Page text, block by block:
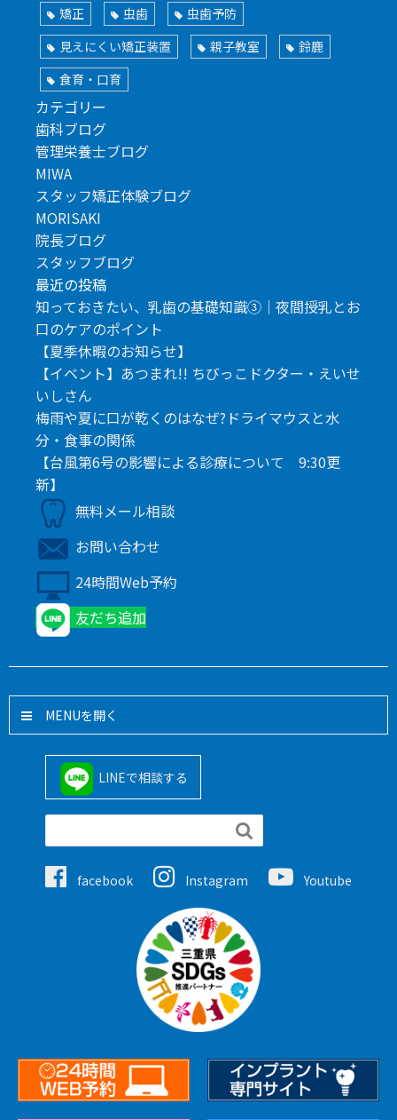
矯正
虫歯
虫歯予防
見えにくい矯正装置
親子教室
鈴鹿
食育・口育
カテゴリー
歯科ブログ
管理栄養士ブログ
MIWA
スタッフ矯正体験ブログ
MORISAKI
院長ブログ
スタッフブログ
最近の投稿
知っておきたい、乳歯の基礎知識③｜夜間授乳とお
口のケアのポイント
【夏季休暇のお知らせ】
【イベント】あつまれ!! ちびっこドクター・えいせ
いしさん
梅雨や夏に口が乾くのはなぜ?ドライマウスと水
分・食事の関係
【台風第6号の影響による診療について 9:30更
新】
無料メール相談
お問い合わせ
24時間Web予約
友だち追加
MENU
LINEで相談する

facebook Instagram Youtube